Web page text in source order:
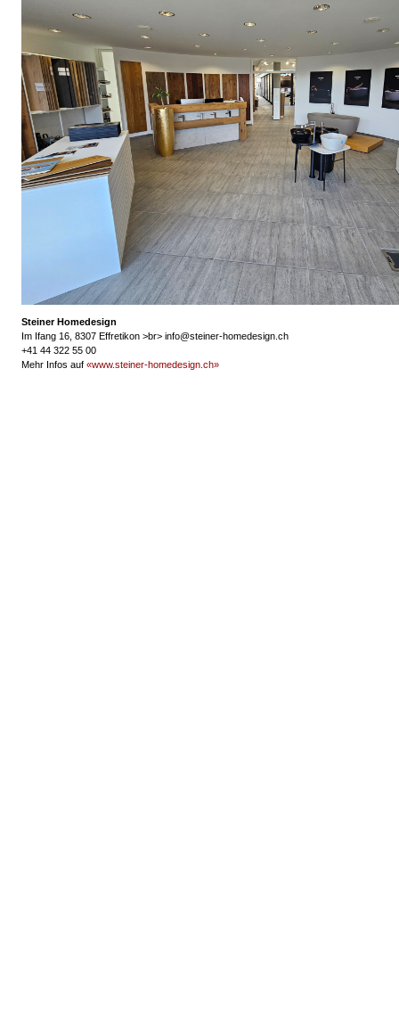
Steiner Homedesign
Im Ifang 16, 8307 Effretikon >br> info@steiner-homedesign.ch
+41 44 322 55 00
Mehr Infos auf«www.steiner-homedesign.ch»